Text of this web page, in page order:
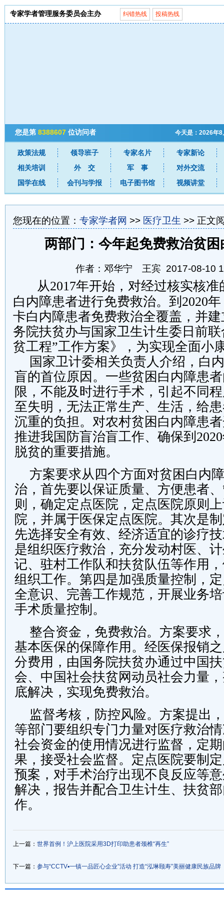
专家学者管理服务委员会主办 纠错热线 投稿热线
您是第 8388607 位访问者 今天是：2026年
政策法规 领导班子 专家名片
专家新论
相关培训
外 交 军 事
对外交流
国学在线
会刊与学报 电子图书馆 视频讲堂
您现在的位置： 专家学者网 >> 医疗卫生 >> 正文
两部门：今年起免费救治贫
作者：邓华宁 王宾 2017-08-10
从2017年开始，对经过核实核
白内障患者进行免费救治。到2020
卡白内障患者免费救治全覆盖，并
务院扶贫办与国家卫生计生委日前
贫工程”工作方案》，为实现全面小
国家卫计委相关负责人介绍，白
盲的首位原因。一些贫困白内障患
限，不能及时进行手术，引起不同
至失明，无法正常生产、生活，给
沉重的负担。对农村贫困白内障患
推进我国防盲治盲工作、确保到
脱贫的重要措施。
方案要求从四个方面对贫困白内
治，首先要以保证质量、方便患者
则，确定定点医院，定点医院原则
院，并属于医保定点医院。其次是
先选择安全有效、经济适宜的诊疗
是组织医疗救治，充分发动村医、
记、驻村工作队和扶贫队伍等作用
组织工作。第四是加强质量控制，
全意识、完善工作规范，开展业务
手术质量控制。
整合资金，免费救治。方案要求
基本医保的保障作用。经医保报销
分费用，由国务院扶贫办通过中国
会、中国社会扶贫网动员社会力量
底解决，实现免费救治。
监督考核，防控风险。方案提出
等部门要组织专门力量对医疗救治
社会资金的使用情况进行监督，定
果，接受社会监督。定点医院要制
预案，对手术治疗出现不良反应等
解决，报告并配合卫生计生、扶贫
作。
上一篇： 世界首例！沪上医院采用3D打印助患者颈椎“再生”
下一篇： 参与“CCTV▪一镇一品匠心企业”活动 打造“泓琳颐寿”美丽健康民族品牌